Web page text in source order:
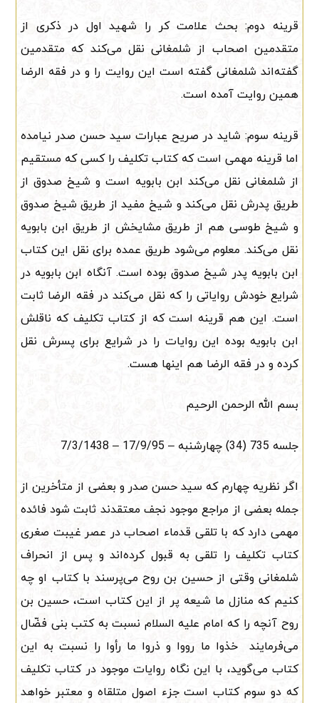
قرینه دوم: بحث علامت کر را شهید اول در ذکری از
متقدمین اصحاب از شلمغانی نقل می‌کند که متقدمین
گفته‌اند شلمغانی گفته است این روایت را و در فقه الرضا
همین روایت آمده است.
قرینه سوم: شاید در صریح عبارات سید حسن صدر نیامده
اما قرینه مهمی است که کتاب تکلیف را کسی که مستقیم
از شلمغانی نقل می‌کند ابن بابویه است و شیخ صدوق از
طریق پدرش نقل می‌کند و شیخ مفید از طریق شیخ صدوق
و شیخ طوسی هم از طریق مشایخش از طریق ابن بابویه
نقل می‌کند. معلوم می‌شود طریق عمده برای نقل این کتاب
ابن بابویه پدر شیخ صدوق بوده است. آنگاه ابن بابویه در
شرایع خودش روایاتی را که نقل می‌کند در فقه الرضا ثابت
است. این هم قرینه است که از کتاب تکلیف که ناقلش
ابن بابویه بوده این روایات را در شرایع برای پسرش نقل
کرده و در فقه الرضا هم اینها هست.
بسم الله الرحمن الرحیم
جلسه 735 (34) ‌چهارشنبه – 17/9/95 – 7/3/1438
اگر نظریه چهارم که سید حسن صدر و بعضی از متأخرین از
جمله بعضی از مراجع موجود نجف معتقدند ثابت شود فائده
مهمی دارد که با تلقی قدماء اصحاب در عصر غیبت صغری
کتاب تکلیف را تلقی به قبول کرده‌اند و پس از انحراف
شلمغانی وقتی از حسین بن روح می‌پرسند با کتاب او چه
کنیم که منازل ما شیعه پر از این کتاب است، حسین بن
روح آنچه را که امام علیه السلام نسبت به کتب بنی فضّال
می‌فرمایند خذوا ما رووا و ذروا ما رأوا را نسبت به این
کتاب می‌گوید، با این نگاه روایات موجود در کتاب تکلیف
که دو سوم کتاب است جزء اصول متلقاه و معتبر خواهد